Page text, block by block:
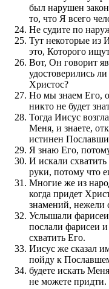
был нарушен
то, что Я всего
Не судите по
Тут некоторые из
это, Которого
Вот, Он говорит
удостоверились
Христос?
Но мы знаем Его,
никто не будет
Тогда Иисус
Меня, и знаете,
истинен
Я знаю Его,
И искали
руки, потому что
Многие же из
когда придет
знамений, нежели
Услышали
послали фарисеи
схватить Его.
Иисус же сказал
пойду к
будете искать
не можете придти.